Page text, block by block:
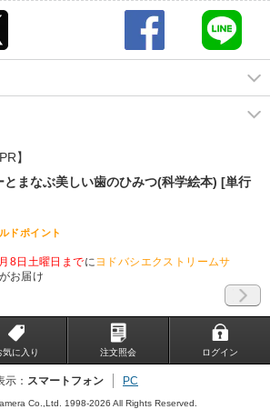
】
とまなぶ美しい歯のひみつ(科学絵本) [単行
ドポイント
8日土曜日までにヨドバシエクストリームサ
がお届け
気に入り 注文照会 ログイン
示： スマートフォン PC
Co.,Ltd. 1998-2026 All Rights Reserved.